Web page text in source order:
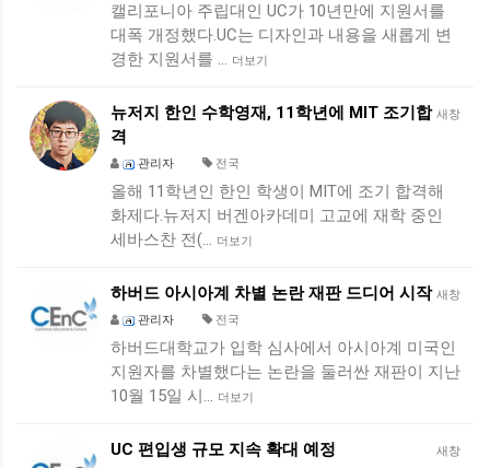
캘리포니아 주립대인 UC가 10년만에 지원서를
대폭 개정했다.UC는 디자인과 내용을 새롭게 변
경한 지원서를 … 더보기
새창
뉴저지 한인 수학영재, 11학년에 MIT 조기합
격
관리자 전국
올해 11학년인 한인 학생이 MIT에 조기 합격해
화제다.뉴저지 버겐아카데미 고교에 재학 중인
세바스찬 전(… 더보기
새창
하버드 아시아계 차별 논란 재판 드디어 시작
관리자 전국
하버드대학교가 입학 심사에서 아시아계 미국인
지원자를 차별했다는 논란을 둘러싼 재판이 지난
10월 15일 시… 더보기
새창
UC 편입생 규모 지속 확대 예정